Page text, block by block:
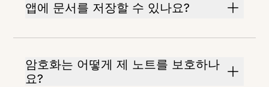
앱에 문서를 저장할 수 있나요?
암호화는 어떻게 제 노트를 보호하나
요?